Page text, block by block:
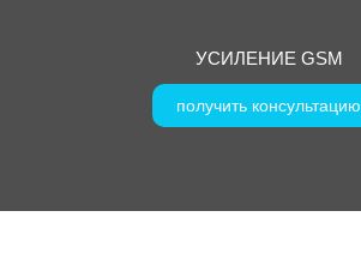
УСИЛЕНИЕ GSM
получить консультацию